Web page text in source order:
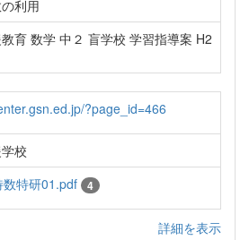
利用
育 数学 中２ 盲学校 学習指導案 H2
?page_id=466
校
数特研01.pdf 4
詳細を表示